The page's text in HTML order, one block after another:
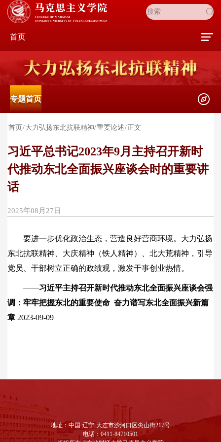
首页
专题首页
首页 大力弘扬东北抗联精神 重要论述 正文
习近平总书记2023年9月主持召开新时
代推动东北全面振兴座谈会时的重要讲
话
2025年08月27日
要进一步优化政治生态，营造良好营商环境。大力弘扬
东北抗联精神、大庆精神（铁人精神）、北大荒精神，引导
党员、干部树立正确的政绩观，激发干事创业热情。
——习近平主持召开新时代推动东北全面振兴座谈会强
调：牢牢把握东北的重要使命 奋力谱写东北全面振兴新篇
章 2023-09-09
地址：中国·辽宁·大连市沙河口区尖山街217号
电话：0411-84710501